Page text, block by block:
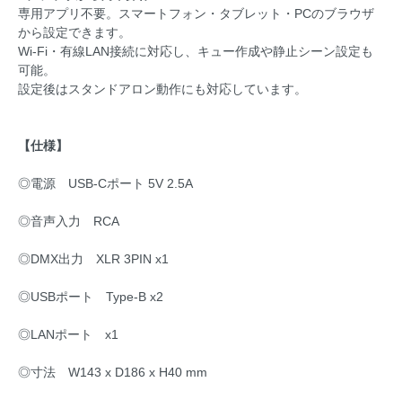
専用アプリ不要。スマートフォン・タブレット・PCのブラウザ
から設定できます。
Wi-Fi・有線LAN接続に対応し、キュー作成や静止シーン設定も
可能。
設定後はスタンドアロン動作にも対応しています。
【仕様】
◎電源 USB-Cポート 5V 2.5A
◎音声入力 RCA
◎DMX出力 XLR 3PIN x1
◎USBポート Type-B x2
◎LANポート x1
◎寸法 W143 x D186 x H40 mm